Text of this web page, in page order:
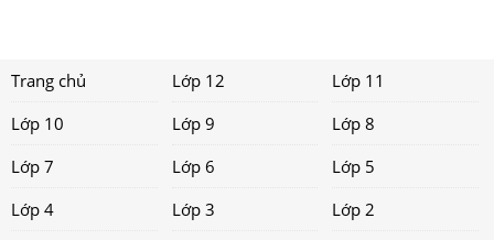
Trang chủ Lớp 12
Lớp 11
Lớp 10
Lớp 9
Lớp 8
Lớp 7
Lớp 6
Lớp 5
Lớp 4
Lớp 3
Lớp 2